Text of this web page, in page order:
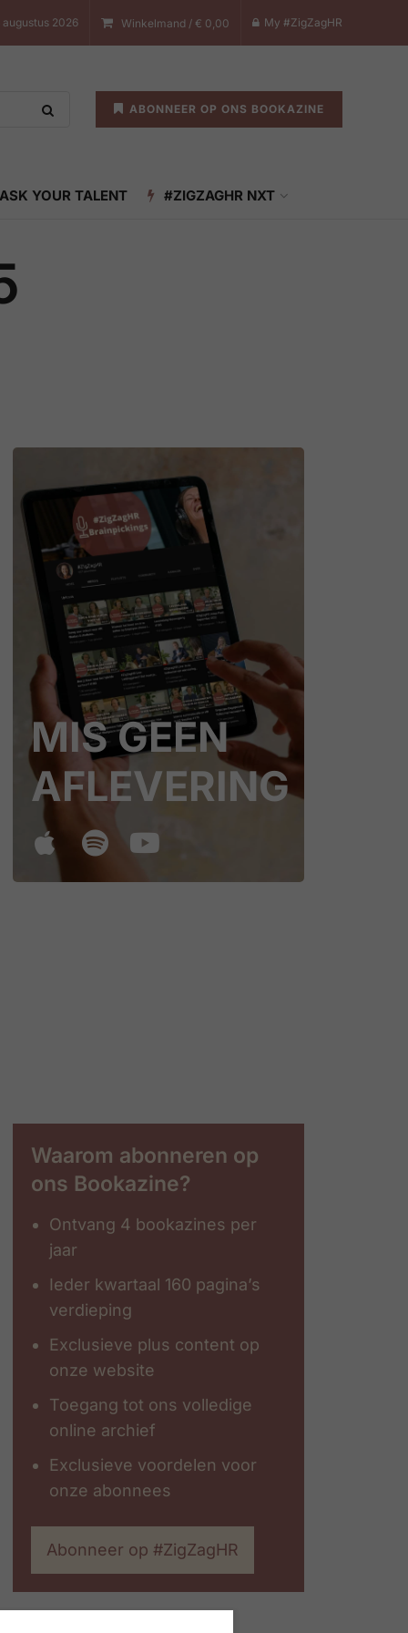
2026 Winkelmand / € 0,00 My #ZigZagHR
ABONNEER OP ONS BOOKAZINE
YOUR TALENT #ZIGZAGHR NXT
MIS GEEN
AFLEVERING
Waarom abonneren op
ons Bookazine?
Ontvang 4 bookazines per
jaar
Ieder kwartaal 160 pagina’s
verdieping
Exclusieve plus content op
onze website
Toegang tot ons volledige
online archief
Exclusieve voordelen voor
onze abonnees
Abonneer op #ZigZagHR